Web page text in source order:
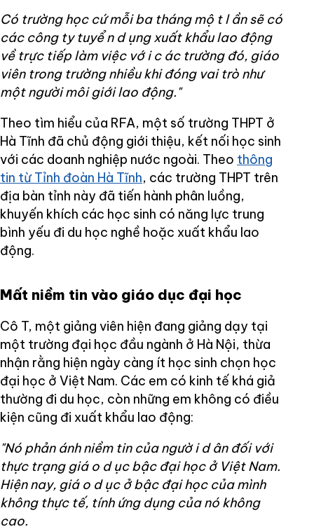
Có trường học cứ mỗi ba tháng mộ t l ần sẽ có
các công ty tuyể n d ụng xuất khẩu lao động
về trực tiếp làm việc vớ i c ác trường đó, giáo
viên trong trường nhiều khi đóng vai trò như
một người môi giới lao động."
Theo tìm hiểu của RFA, một số trường THPT ở
Hà Tĩnh đã chủ động giới thiệu, kết nối học sinh
với các doanh nghiệp nước ngoài. Theo thông
tin từ Tỉnh đoàn Hà Tĩnh, các trường THPT trên
địa bàn tỉnh này đã tiến hành phân luồng,
khuyến khích các học sinh có năng lực trung
bình yếu đi du học nghề hoặc xuất khẩu lao
động.
Mất niềm tin vào giáo dục đại học
Cô T, một giảng viên hiện đang giảng dạy tại
một trường đại học đầu ngành ở Hà Nội, thừa
nhận rằng hiện ngày càng ít học sinh chọn học
đại học ở Việt Nam. Các em có kinh tế khá giả
thường đi du học, còn những em không có điều
kiện cũng đi xuất khẩu lao động:
"Nó phản ánh niềm tin của ngườ i d ân đối với
thực trạng giá o d ục bậc đại học ở Việt Nam.
Hiện nay, giá o d ục ở bậc đại học của mình
không thực tế, tính ứng dụng của nó không
cao.